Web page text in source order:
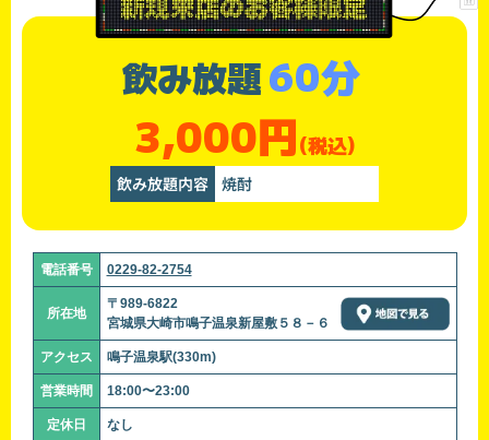
飲み放題60分
3,000円(税込)
飲み放題内容 焼酎
電話番号 0229-82-2754
所在地
〒989-6822
宮城県大崎市鳴子温泉新屋敷５８－６
アクセス 鳴子温泉駅(330m)
営業時間 18:00〜23:00
定休日 なし